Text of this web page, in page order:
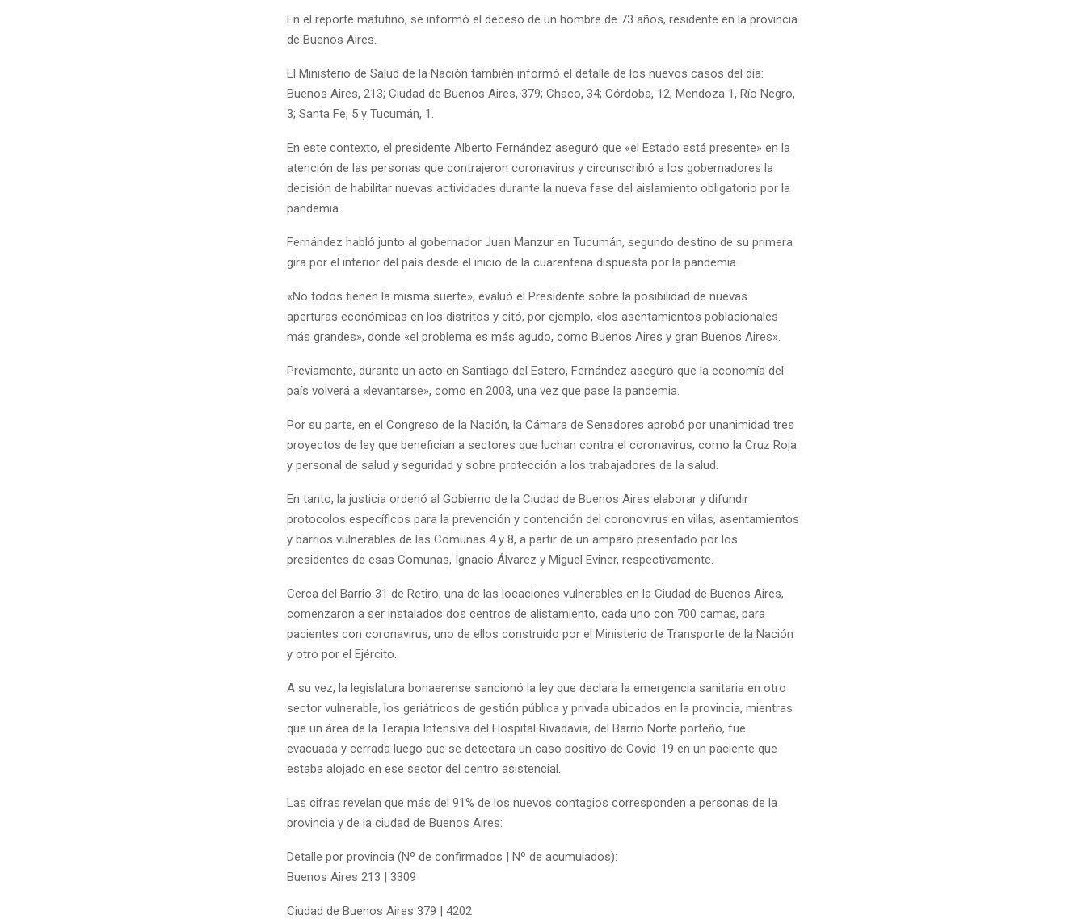
En el reporte matutino, se informó el deceso de un hombre de 73 años, residente en la provincia
de Buenos Aires.
El Ministerio de Salud de la Nación también informó el detalle de los nuevos casos del día:
Buenos Aires, 213; Ciudad de Buenos Aires, 379; Chaco, 34; Córdoba, 12; Mendoza 1, Río Negro,
3; Santa Fe, 5 y Tucumán, 1.
En este contexto, el presidente Alberto Fernández aseguró que «el Estado está presente» en la
atención de las personas que contrajeron coronavirus y circunscribió a los gobernadores la
decisión de habilitar nuevas actividades durante la nueva fase del aislamiento obligatorio por la
pandemia.
Fernández habló junto al gobernador Juan Manzur en Tucumán, segundo destino de su primera
gira por el interior del país desde el inicio de la cuarentena dispuesta por la pandemia.
«No todos tienen la misma suerte», evaluó el Presidente sobre la posibilidad de nuevas
aperturas económicas en los distritos y citó, por ejemplo, «los asentamientos poblacionales
más grandes», donde «el problema es más agudo, como Buenos Aires y gran Buenos Aires».
Previamente, durante un acto en Santiago del Estero, Fernández aseguró que la economía del
país volverá a «levantarse», como en 2003, una vez que pase la pandemia.
Por su parte, en el Congreso de la Nación, la Cámara de Senadores aprobó por unanimidad tres
proyectos de ley que benefician a sectores que luchan contra el coronavirus, como la Cruz Roja
y personal de salud y seguridad y sobre protección a los trabajadores de la salud.
En tanto, la justicia ordenó al Gobierno de la Ciudad de Buenos Aires elaborar y difundir
protocolos específicos para la prevención y contención del coronovirus en villas, asentamientos
y barrios vulnerables de las Comunas 4 y 8, a partir de un amparo presentado por los
presidentes de esas Comunas, Ignacio Álvarez y Miguel Eviner, respectivamente.
Cerca del Barrio 31 de Retiro, una de las locaciones vulnerables en la Ciudad de Buenos Aires,
comenzaron a ser instalados dos centros de alistamiento, cada uno con 700 camas, para
pacientes con coronavirus, uno de ellos construido por el Ministerio de Transporte de la Nación
y otro por el Ejército.
A su vez, la legislatura bonaerense sancionó la ley que declara la emergencia sanitaria en otro
sector vulnerable, los geriátricos de gestión pública y privada ubicados en la provincia, mientras
que un área de la Terapia Intensiva del Hospital Rivadavia, del Barrio Norte porteño, fue
evacuada y cerrada luego que se detectara un caso positivo de Covid-19 en un paciente que
estaba alojado en ese sector del centro asistencial.
Las cifras revelan que más del 91% de los nuevos contagios corresponden a personas de la
provincia y de la ciudad de Buenos Aires:
Detalle por provincia (Nº de confirmados | Nº de acumulados):
Buenos Aires 213 | 3309
Ciudad de Buenos Aires 379 | 4202